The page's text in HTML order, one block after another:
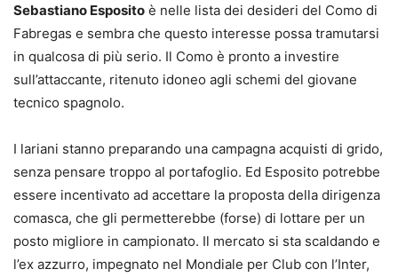
Sebastiano Esposito è nelle lista dei desideri del Como di
Fabregas e sembra che questo interesse possa tramutarsi
in qualcosa di più serio. Il Como è pronto a investire
sull’attaccante, ritenuto idoneo agli schemi del giovane
tecnico spagnolo.
I lariani stanno preparando una campagna acquisti di grido,
senza pensare troppo al portafoglio. Ed Esposito potrebbe
essere incentivato ad accettare la proposta della dirigenza
comasca, che gli permetterebbe (forse) di lottare per un
posto migliore in campionato. Il mercato si sta scaldando e
l’ex azzurro, impegnato nel Mondiale per Club con l’Inter,